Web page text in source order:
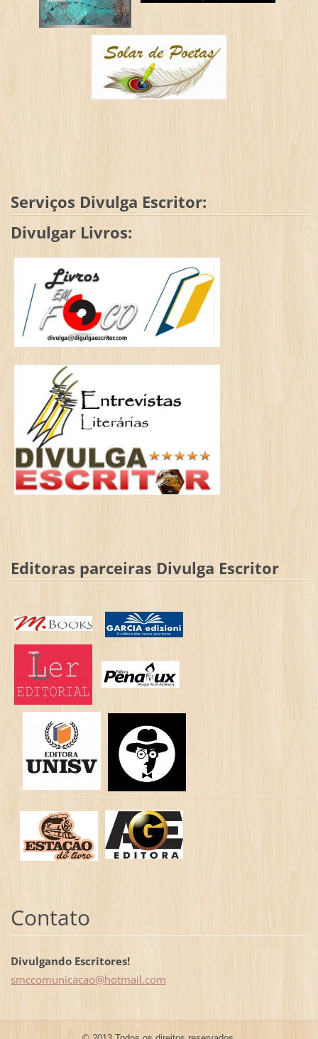
Serviços Divulga Escritor:
Divulgar Livros:
Editoras parceiras Divulga Escritor
Contato
Divulgando Escritores!
smccomunicacao@hotmail.com